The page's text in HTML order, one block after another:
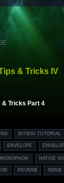
& Tricks IV
& Tricks Part 4
BITWIG TUTORIAL
ENVELOPE
MONOPHON NATIVE
REVERB SERIE